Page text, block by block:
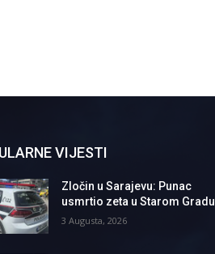
VIJESTI
Zločin u Sarajevu: Punac
usmrtio zeta u Starom Gradu
3 Augusta, 2026